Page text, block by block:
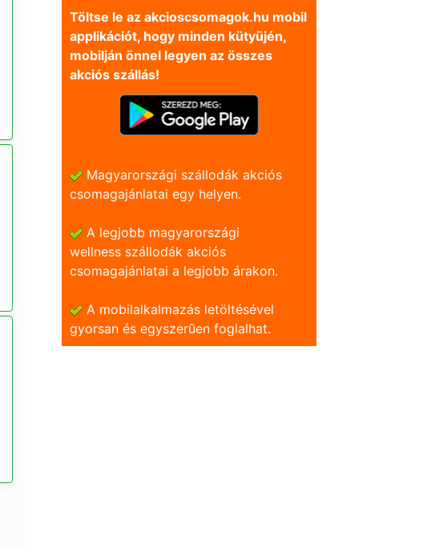
Töltse le az akcioscsomagok.hu mobil
applikációt, hogy minden kütyüjén,
mobilján önnel legyen az összes
akciós szállás!
Magyarországi szállodák akciós
csomagajánlatai egy helyen.
A legjobb magyarországi
wellness szállodák akciós
csomagajánlatai a legjobb árakon.
A mobilalkalmazás letöltésével
gyorsan és egyszerũen foglalhat.